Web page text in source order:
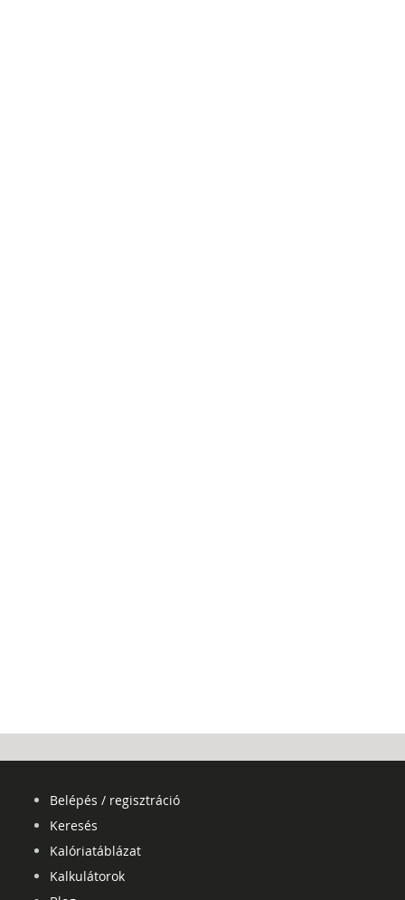
Belépés / regisztráció
Keresés
Kalóriatáblázat
Kalkulátorok